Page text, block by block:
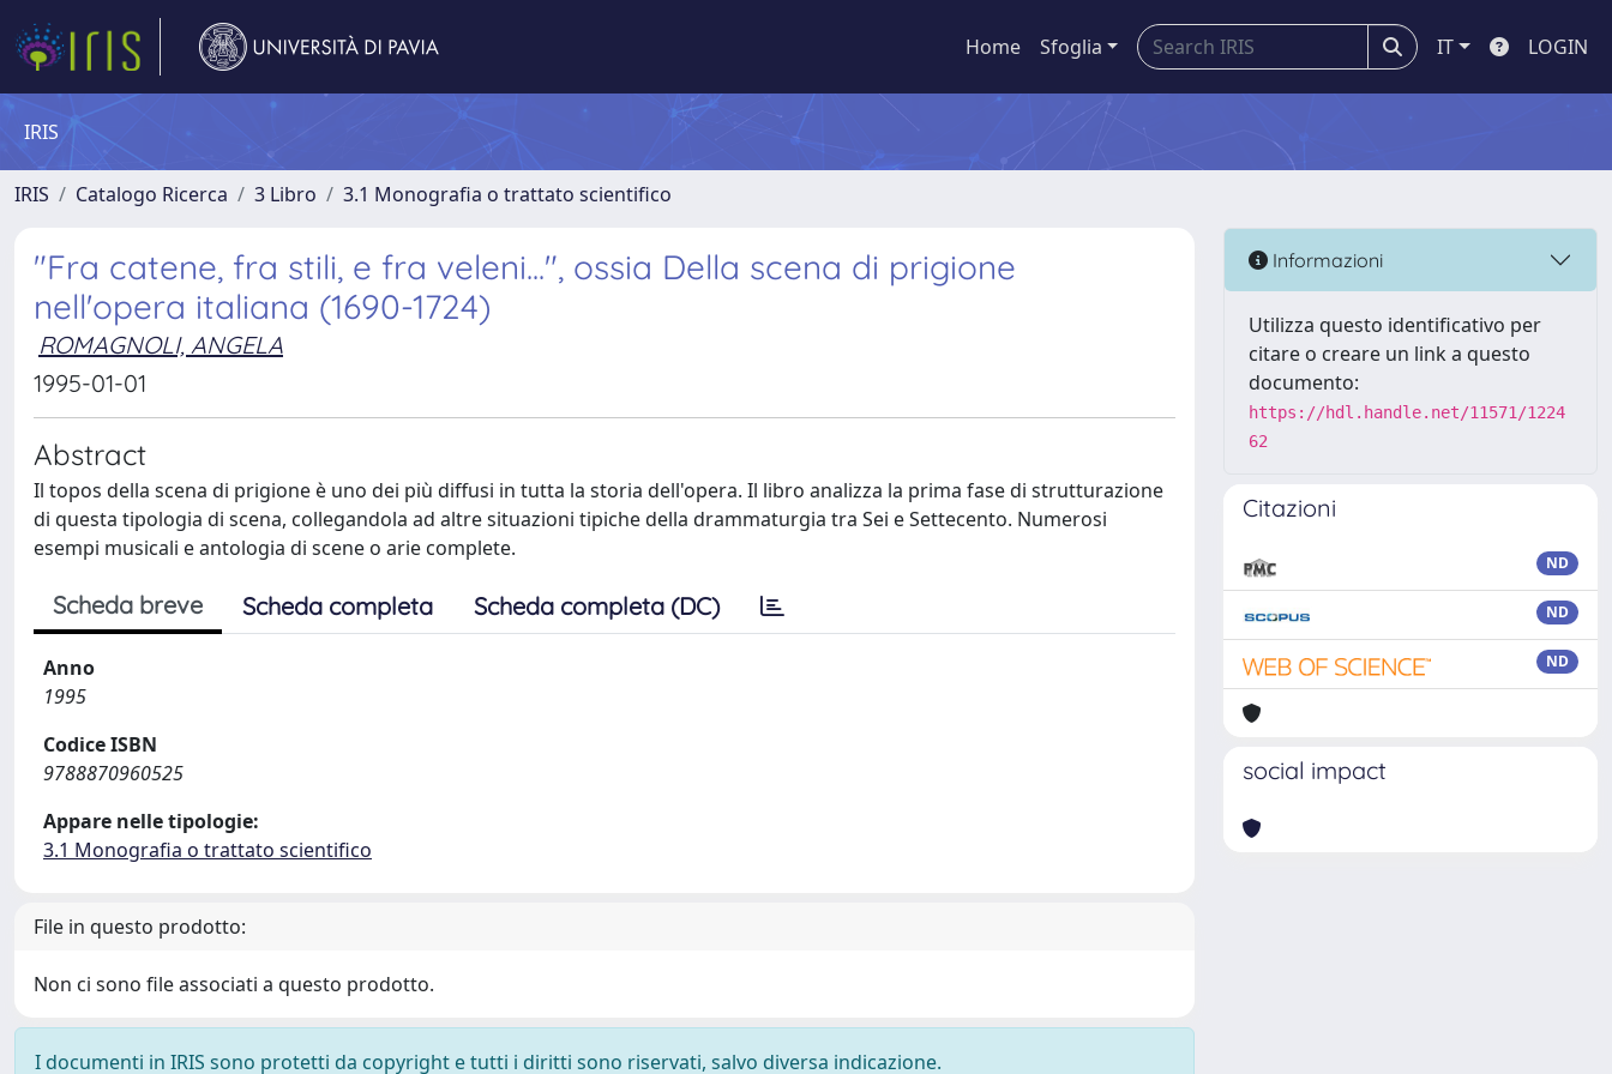
Home Sfoglia IT LOGIN
IRIS
IRIS Catalogo Ricerca 3 Libro 3.1 Monografia o trattato scientifico
"Fra catene, fra stili, e fra veleni...", ossia Della scena di prigione
nell'opera italiana (1690-1724)
ROMAGNOLI, ANGELA
1995-01-01
Abstract
Il topos della scena di prigione è uno dei più diffusi in tutta la storia dell'opera. Il libro analizza la prima fase di strutturazione
di questa tipologia di scena, collegandola ad altre situazioni tipiche della drammaturgia tra Sei e Settecento. Numerosi
esempi musicali e antologia di scene o arie complete.
Scheda breve Scheda completa Scheda completa (DC)
Anno
1995
Codice ISBN
9788870960525
Appare nelle tipologie:
3.1 Monografia o trattato scientifico
File in questo prodotto:
Non ci sono file associati a questo prodotto.
I documenti in IRIS sono protetti da copyright e tutti i diritti sono riservati, salvo diversa indicazione.
Informazioni
Utilizza questo identificativo per
citare o creare un link a questo
documento:
https://hdl.handle.net/11571/1224
62
Citazioni
ND
ND
ND
social impact